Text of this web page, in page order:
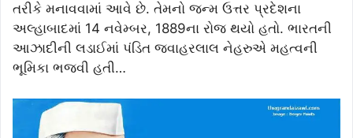
તરીકે મનાવવામાં આવે છે. તેમનો જન્મ ઉત્તર પ્રદેશના
અલ્હાબાદમાં 14 નવેમ્બર, 1889ના રોજ થયો હતો. ભારતની
આઝાદીની લડાઈમાં પંડિત જવાહરલાલ નેહરુએ મહત્વની
ભૂમિકા ભજવી હતી…